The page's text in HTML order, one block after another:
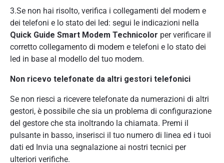
3.Se non hai risolto, verifica i collegamenti del modem e
dei telefoni e lo stato dei led: segui le indicazioni nella
Quick Guide Smart Modem Technicolor per verificare il
corretto collegamento di modem e telefoni e lo stato dei
led in base al modello del tuo modem.
Non ricevo telefonate da altri gestori telefonici
Se non riesci a ricevere telefonate da numerazioni di altri
gestori, è possibile che sia un problema di configurazione
del gestore che sta inoltrando la chiamata. Premi il
pulsante in basso, inserisci il tuo numero di linea ed i tuoi
dati ed Invia una segnalazione ai nostri tecnici per
ulteriori verifiche.